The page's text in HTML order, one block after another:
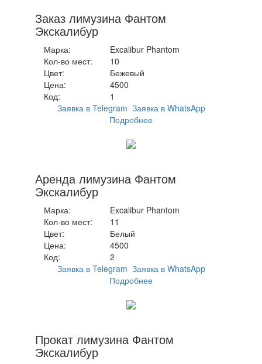
Заказ лимузина Фантом
Экскалибур
Марка:
Excalibur Phantom
Кол-во мест:
10
Цвет:
Бежевый
Цена:
4500
Код:
1
Заявка в Telegram Заявка в WhatsApp
Подробнее
Аренда лимузина Фантом
Экскалибур
Марка:
Excalibur Phantom
Кол-во мест:
11
Цвет:
Белый
Цена:
4500
Код:
2
Заявка в Telegram Заявка в WhatsApp
Подробнее
Прокат лимузина Фантом
Экскалибур